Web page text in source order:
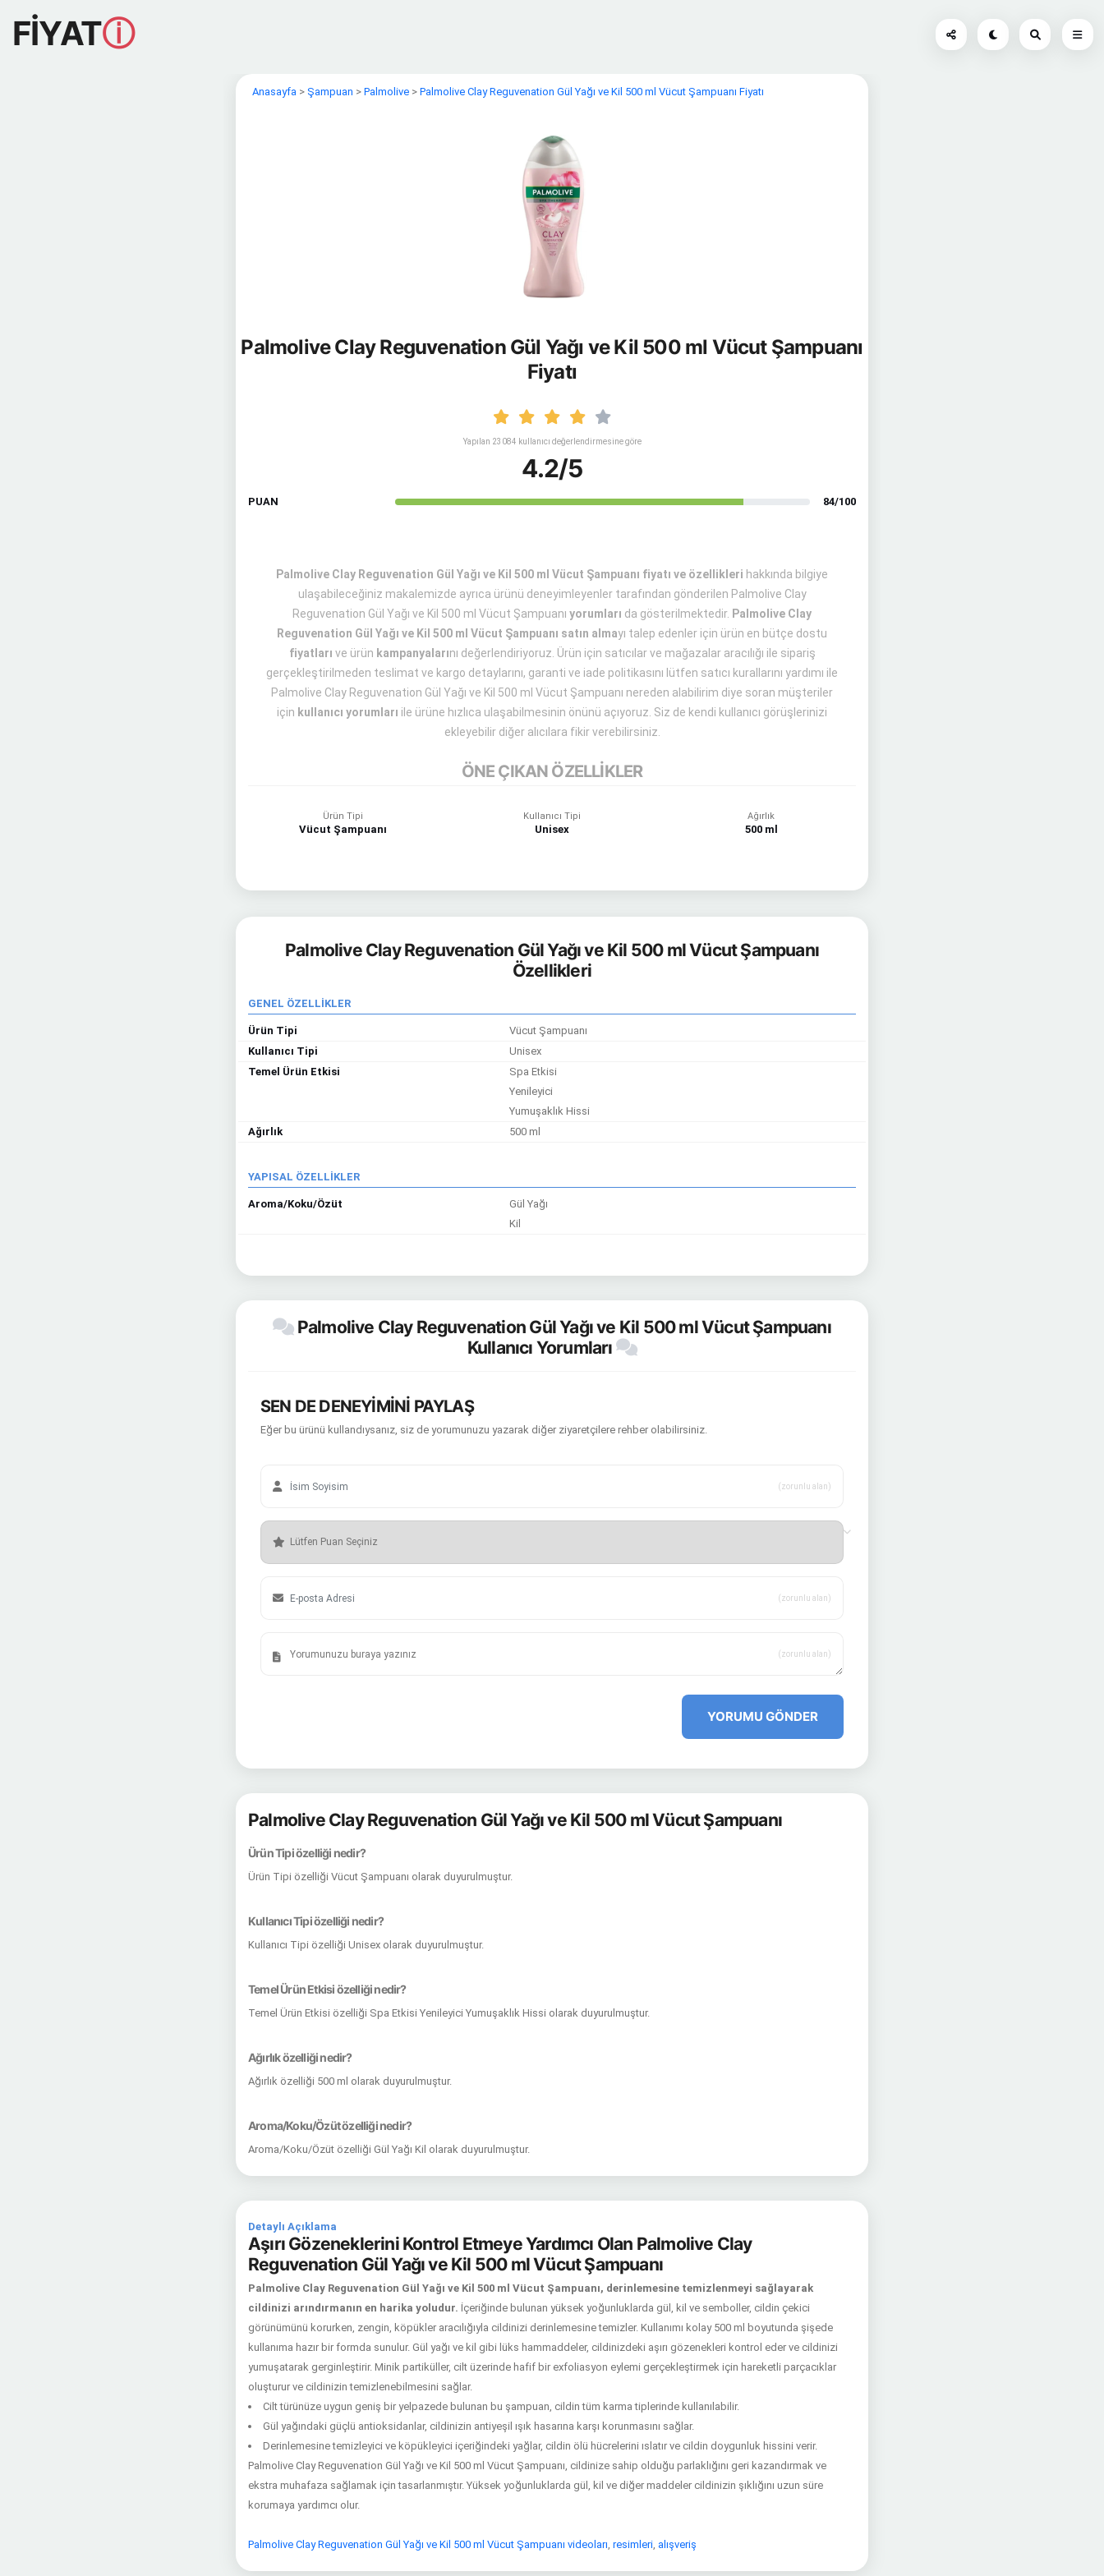
FİYATⓘ
Anasayfa > Şampuan > Palmolive > Palmolive Clay Reguvenation Gül Yağı ve Kil 500 ml Vücut Şampuanı Fiyatı
Palmolive Clay Reguvenation Gül Yağı ve Kil 500 ml Vücut Şampuanı
Fiyatı
Yapılan 23084 kullanıcı değerlendirmesine göre
4.2/5
PUAN 84/100
Palmolive Clay Reguvenation Gül Yağı ve Kil 500 ml Vücut Şampuanı fiyatı ve özellikleri hakkında bilgiye
ulaşabileceğiniz makalemizde ayrıca ürünü deneyimleyenler tarafından gönderilen Palmolive Clay
Reguvenation Gül Yağı ve Kil 500 ml Vücut Şampuanı yorumları da gösterilmektedir. Palmolive Clay
Reguvenation Gül Yağı ve Kil 500 ml Vücut Şampuanı satın almayı talep edenler için ürün en bütçe dostu
fiyatları ve ürün kampanyalarını değerlendiriyoruz. Ürün için satıcılar ve mağazalar aracılığı ile sipariş
gerçekleştirilmeden teslimat ve kargo detaylarını, garanti ve iade politikasını lütfen satıcı kurallarını yardımı ile
Palmolive Clay Reguvenation Gül Yağı ve Kil 500 ml Vücut Şampuanı nereden alabilirim diye soran müşteriler
için kullanıcı yorumları ile ürüne hızlıca ulaşabilmesinin önünü açıyoruz. Siz de kendi kullanıcı görüşlerinizi
ekleyebilir diğer alıcılara fikir verebilirsiniz.
ÖNE ÇIKAN ÖZELLİKLER
Ürün Tipi
Vücut Şampuanı
Kullanıcı Tipi
Unisex
Ağırlık
500 ml
Palmolive Clay Reguvenation Gül Yağı ve Kil 500 ml Vücut Şampuanı
Özellikleri
GENEL ÖZELLİKLER
Ürün Tipi
Vücut Şampuanı
Kullanıcı Tipi
Unisex
Temel Ürün Etkisi
Spa Etkisi
Yenileyici
Yumuşaklık Hissi
Ağırlık
500 ml
YAPISAL ÖZELLİKLER
Aroma/Koku/Özüt
Gül Yağı
Kil
Palmolive Clay Reguvenation Gül Yağı ve Kil 500 ml Vücut Şampuanı
Kullanıcı Yorumları
SEN DE DENEYİMİNİ PAYLAŞ
Eğer bu ürünü kullandıysanız, siz de yorumunuzu yazarak diğer ziyaretçilere rehber olabilirsiniz.
(zorunlu alan)
(zorunlu alan)
(zorunlu alan)
YORUMU GÖNDER
Palmolive Clay Reguvenation Gül Yağı ve Kil 500 ml Vücut Şampuanı
Ürün Tipi özelliği nedir?
Ürün Tipi özelliği Vücut Şampuanı olarak duyurulmuştur.
Kullanıcı Tipi özelliği nedir?
Kullanıcı Tipi özelliği Unisex olarak duyurulmuştur.
Temel Ürün Etkisi özelliği nedir?
Temel Ürün Etkisi özelliği Spa Etkisi Yenileyici Yumuşaklık Hissi olarak duyurulmuştur.
Ağırlık özelliği nedir?
Ağırlık özelliği 500 ml olarak duyurulmuştur.
Aroma/Koku/Özüt özelliği nedir?
Aroma/Koku/Özüt özelliği Gül Yağı Kil olarak duyurulmuştur.
Detaylı Açıklama
Aşırı Gözeneklerini Kontrol Etmeye Yardımcı Olan Palmolive Clay
Reguvenation Gül Yağı ve Kil 500 ml Vücut Şampuanı
Palmolive Clay Reguvenation Gül Yağı ve Kil 500 ml Vücut Şampuanı, derinlemesine temizlenmeyi sağlayarak
cildinizi arındırmanın en harika yoludur. İçeriğinde bulunan yüksek yoğunluklarda gül, kil ve semboller, cildin çekici
görünümünü korurken, zengin, köpükler aracılığıyla cildinizi derinlemesine temizler. Kullanımı kolay 500 ml boyutunda şişede
kullanıma hazır bir formda sunulur. Gül yağı ve kil gibi lüks hammaddeler, cildinizdeki aşırı gözenekleri kontrol eder ve cildinizi
yumuşatarak gerginleştirir. Minik partiküller, cilt üzerinde hafif bir exfoliasyon eylemi gerçekleştirmek için hareketli parçacıklar
oluşturur ve cildinizin temizlenebilmesini sağlar.
Cilt türünüze uygun geniş bir yelpazede bulunan bu şampuan, cildin tüm karma tiplerinde kullanılabilir.
Gül yağındaki güçlü antioksidanlar, cildinizin antiyeşil ışık hasarına karşı korunmasını sağlar.
Derinlemesine temizleyici ve köpükleyici içeriğindeki yağlar, cildin ölü hücrelerini ıslatır ve cildin doygunluk hissini verir.
Palmolive Clay Reguvenation Gül Yağı ve Kil 500 ml Vücut Şampuanı, cildinize sahip olduğu parlaklığını geri kazandırmak ve
ekstra muhafaza sağlamak için tasarlanmıştır. Yüksek yoğunluklarda gül, kil ve diğer maddeler cildinizin şıklığını uzun süre
korumaya yardımcı olur.
Palmolive Clay Reguvenation Gül Yağı ve Kil 500 ml Vücut Şampuanı videoları, resimleri, alışveriş